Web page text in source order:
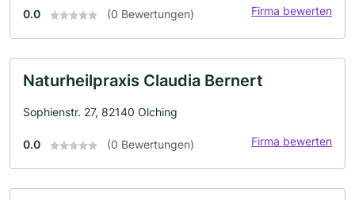
0.0 (0 Bewertungen) Firma bewerten
Naturheilpraxis Claudia Bernert
Sophienstr. 27, 82140 Olching
0.0 (0 Bewertungen) Firma bewerten